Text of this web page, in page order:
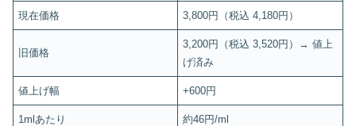
現在価格 3,800円（税込 4,180円）
旧価格
3,200円（税込 3,520円）→ 値上
げ済み
値上げ幅 +600円
1mlあたり 約46円/ml